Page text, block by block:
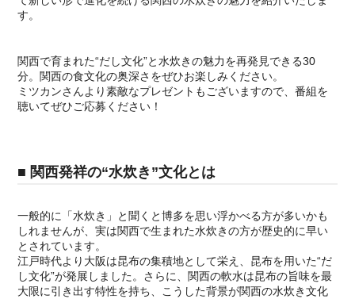
す。
関西で育まれた“だし文化”と水炊きの魅力を再発見できる30
分。関西の食文化の奥深さをぜひお楽しみください。
ミツカンさんより素敵なプレゼントもございますので、番組を
聴いてぜひご応募ください！
■ 関西発祥の“水炊き”文化とは
一般的に「水炊き」と聞くと博多を思い浮かべる方が多いかも
しれませんが、実は関西で生まれた水炊きの方が歴史的に早い
とされています。
江戸時代より大阪は昆布の集積地として栄え、昆布を用いた“だ
し文化”が発展しました。さらに、関西の軟水は昆布の旨味を最
大限に引き出す特性を持ち、こうした背景が関西の水炊き文化